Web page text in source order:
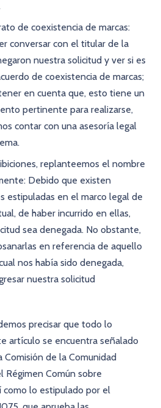
de coexistencia de marcas:
conversar con el titular de la
nuestra solicitud y ver si es
de coexistencia de marcas;
en cuenta que, esto tiene un
pertinente para realizarse,
contar con una asesoría legal
replanteemos el nombre
Debido que existen
estipuladas en el marco legal de
de haber incurrido en ellas,
sea denegada. No obstante,
en referencia de aquello
nos había sido denegada,
nuestra solicitud
precisar que todo lo
artículo se encuentra señalado
de la Comunidad
Régimen Común sobre
como lo estipulado por el